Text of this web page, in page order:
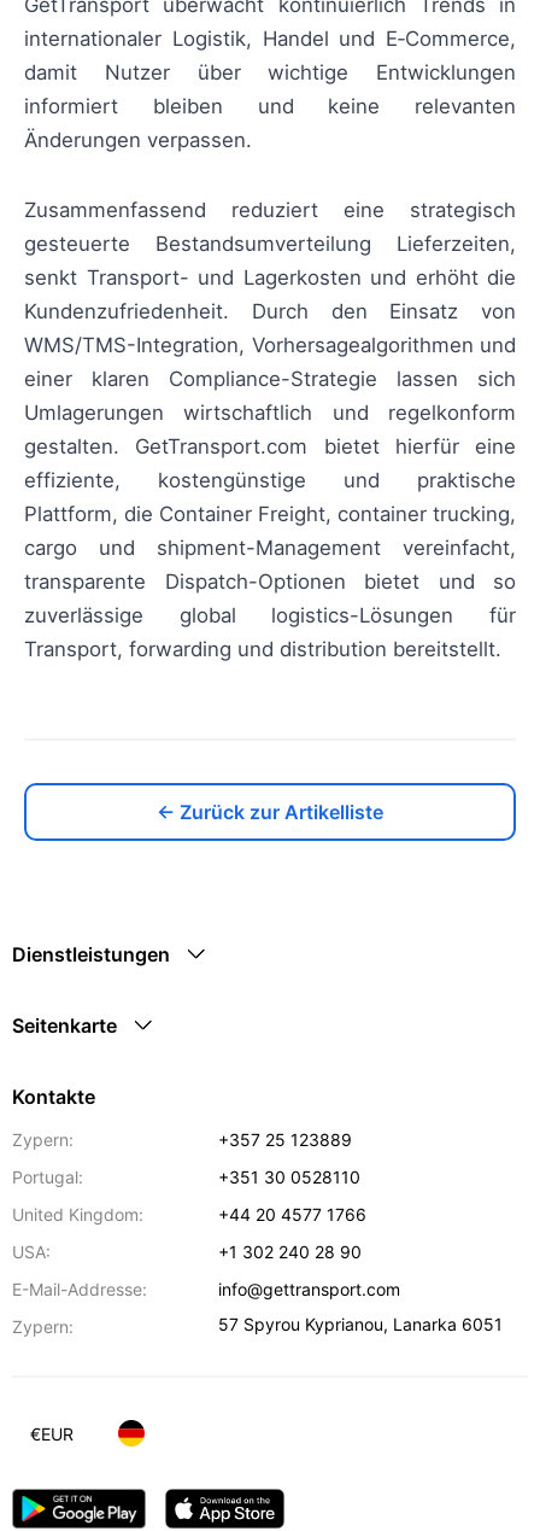
internationaler Logistik, Handel und E‑Commerce,
damit Nutzer über wichtige Entwicklungen
informiert bleiben und keine relevanten
Änderungen verpassen.
Zusammenfassend reduziert eine strategisch
gesteuerte Bestandsumverteilung Lieferzeiten,
senkt Transport- und Lagerkosten und erhöht die
Kundenzufriedenheit. Durch den Einsatz von
WMS/TMS-Integration, Vorhersagealgorithmen und
einer klaren Compliance-Strategie lassen sich
Umlagerungen wirtschaftlich und regelkonform
gestalten. GetTransport.com bietet hierfür eine
effiziente, kostengünstige und praktische
Plattform, die Container Freight, container trucking,
cargo und shipment-Management vereinfacht,
transparente Dispatch-Optionen bietet und so
zuverlässige global logistics-Lösungen für
Transport, forwarding und distribution bereitstellt.
← Zurück zur Artikelliste
Dienstleistungen
Seitenkarte
Kontakte
Zypern:
+357 25 123889
Portugal:
+351 30 0528110
United Kingdom:
+44 20 4577 1766
USA:
+1 302 240 28 90
E-Mail-Addresse:
info@gettransport.com
Zypern:
57 Spyrou Kyprianou, Lanarka 6051
€EUR